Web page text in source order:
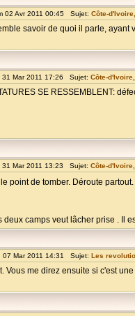
02 Avr 2011 00:45 Sujet: Côte-
savoir de quoi il parle,
Mar 2011 17:26 Sujet: Côte-
SE RESSEMBLENT:
Mar 2011 13:23 Sujet: Côte-
point de tomber. Déroute partout.
camps veut lâcher prise . Il
07 Mar 2011 14:31 Sujet: Les
Vous me direz ensuite si c'est